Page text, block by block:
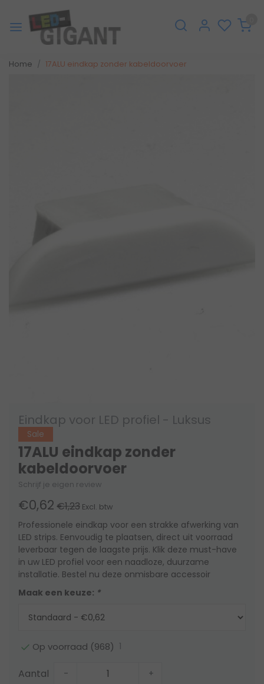
Home 17ALU eindkap zonder kabeldoorvoer
Eindkap voor LED profiel - Luksus
Sale
17ALU eindkap zonder
kabeldoorvoer
Schrijf je eigen review
€0,62 €1,23 Excl. btw
Professionele eindkap voor een strakke afwerking van
LED strips. Eenvoudig te plaatsen, direct uit voorraad
leverbaar tegen de laagste prijs. Klik deze must-have
in uw LED profiel voor een naadloze, duurzame
installatie. Bestel nu deze onmisbare accessoir
Maak een keuze: *
Op voorraad (968) 1
Aantal - +